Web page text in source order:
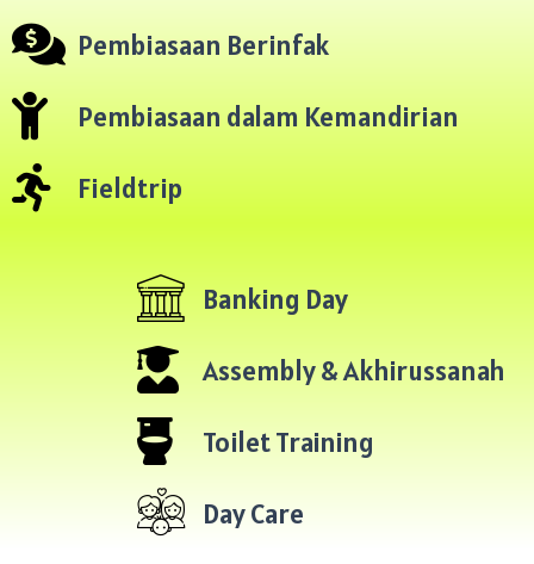
Pembiasaan Berinfak
Pembiasaan dalam Kemandirian
Fieldtrip
Banking Day
Assembly & Akhirussanah
Toilet Training
Day Care